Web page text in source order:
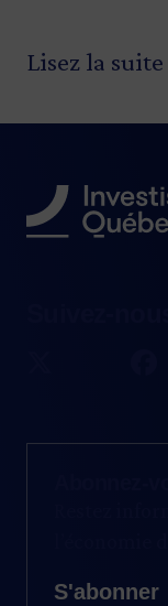
Lisez la suite
S'abonner